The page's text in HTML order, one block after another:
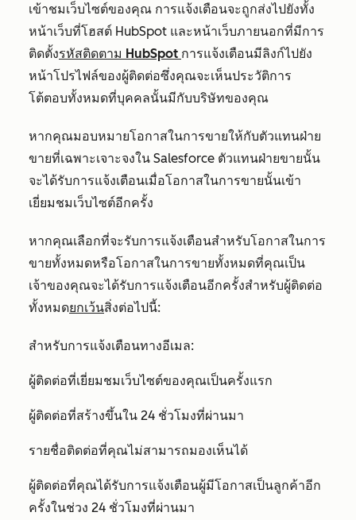
เข้าชมเว็บไซต์ของคุณ การแจ้งเตือนจะถูกส่งไปยังทั้ง
หน้าเว็บที่โฮสต์ HubSpot และหน้าเว็บภายนอกที่มีการ
ติดตั้งรหัสติดตาม HubSpot การแจ้งเตือนมีลิงก์ไปยัง
หน้าโปรไฟล์ของผู้ติดต่อซึ่งคุณจะเห็นประวัติการ
โต้ตอบทั้งหมดที่บุคคลนั้นมีกับบริษัทของคุณ
หากคุณมอบหมายโอกาสในการขายให้กับตัวแทนฝ่าย
ขายที่เฉพาะเจาะจงใน Salesforce ตัวแทนฝ่ายขายนั้น
จะได้รับการแจ้งเตือนเมื่อโอกาสในการขายนั้นเข้า
เยี่ยมชมเว็บไซต์อีกครั้ง
หากคุณเลือกที่จะรับการแจ้งเตือนสำหรับโอกาสในการ
ขายทั้งหมดหรือโอกาสในการขายทั้งหมดที่คุณเป็น
เจ้าของคุณจะได้รับการแจ้งเตือนอีกครั้งสำหรับผู้ติดต่อ
ทั้งหมดยกเว้นสิ่งต่อไปนี้:
สำหรับการแจ้งเตือนทางอีเมล:
ผู้ติดต่อที่เยี่ยมชมเว็บไซต์ของคุณเป็นครั้งแรก
ผู้ติดต่อที่สร้างขึ้นใน 24 ชั่วโมงที่ผ่านมา
รายชื่อติดต่อที่คุณไม่สามารถมองเห็นได้
ผู้ติดต่อที่คุณได้รับการแจ้งเตือนผู้มีโอกาสเป็นลูกค้าอีก
ครั้งในช่วง 24 ชั่วโมงที่ผ่านมา